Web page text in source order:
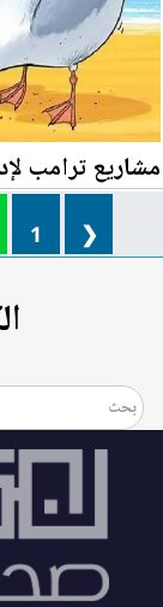
مشاريع ترامب
❮
1